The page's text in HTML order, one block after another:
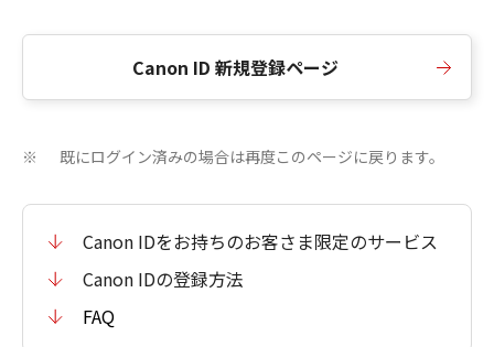
Canon ID 新規登録ページ
※ 既にログイン済みの場合は再度このページに戻ります。
Canon IDをお持ちのお客さま限定のサービス
Canon IDの登録方法
FAQ